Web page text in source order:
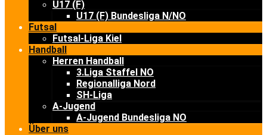
U17 (F)
U17 (F) Bundesliga N/NO
Futsal
Futsal-Liga Kiel
Handball
Herren Handball
3.Liga Staffel NO
Regionalliga Nord
SH-Liga
A-Jugend
A-Jugend Bundesliga NO
Über uns